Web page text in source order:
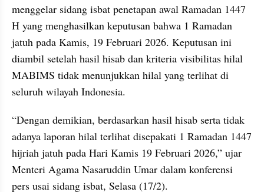
menggelar sidang isbat penetapan awal Ramadan 1447
H yang menghasilkan keputusan bahwa 1 Ramadan
jatuh pada Kamis, 19 Februari 2026. Keputusan ini
diambil setelah hasil hisab dan kriteria visibilitas hilal
MABIMS tidak menunjukkan hilal yang terlihat di
seluruh wilayah Indonesia.
“Dengan demikian, berdasarkan hasil hisab serta tidak
adanya laporan hilal terlihat disepakati 1 Ramadan 1447
hijriah jatuh pada Hari Kamis 19 Februari 2026,” ujar
Menteri Agama Nasaruddin Umar dalam konferensi
pers usai sidang isbat, Selasa (17/2).